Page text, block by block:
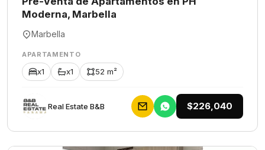
Moderna, Marbella
Marbella
APARTAMENTO
x1 x1 52 m²
Rеаl Еstаtе В&В $226,040